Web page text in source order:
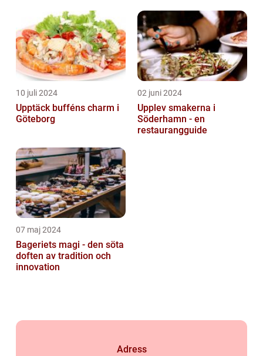
10 juli 2024
Upptäck bufféns charm i
Göteborg
02 juni 2024
Upplev smakerna i
Söderhamn - en
restaurangguide
07 maj 2024
Bageriets magi - den söta
doften av tradition och
innovation
Adress